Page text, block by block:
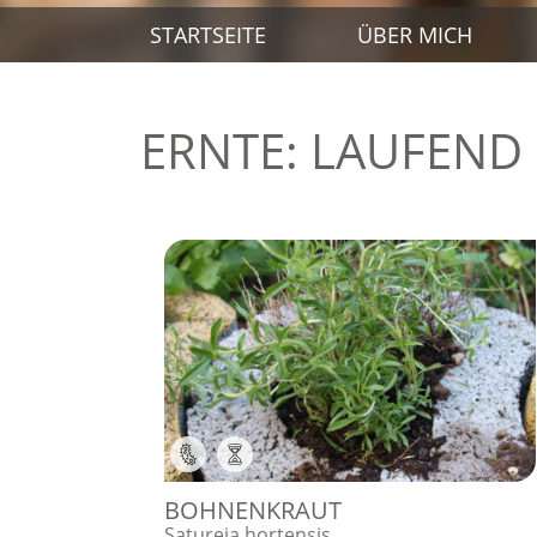
STARTSEITE ÜBER MICH
ERNTE: LAUFEND
,
BOHNENKRAUT